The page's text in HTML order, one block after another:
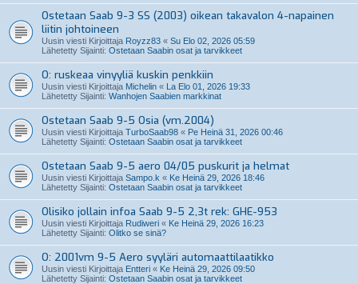
Ostetaan Saab 9-3 SS (2003) oikean takavalon 4-napainen
liitin johtoineen
Uusin viesti Kirjoittaja Royzz83 « Su Elo 02, 2026 05:59
Lähetetty Sijainti: Ostetaan Saabin osat ja tarvikkeet
O: ruskeaa vinyyliä kuskin penkkiin
Uusin viesti Kirjoittaja Michelin « La Elo 01, 2026 19:33
Lähetetty Sijainti: Wanhojen Saabien markkinat
Ostetaan Saab 9-5 Osia (vm.2004)
Uusin viesti Kirjoittaja TurboSaab98 « Pe Heinä 31, 2026 00:46
Lähetetty Sijainti: Ostetaan Saabin osat ja tarvikkeet
Ostetaan Saab 9-5 aero 04/05 puskurit ja helmat
Uusin viesti Kirjoittaja Sampo.k « Ke Heinä 29, 2026 18:46
Lähetetty Sijainti: Ostetaan Saabin osat ja tarvikkeet
Olisiko jollain infoa Saab 9-5 2,3t rek: GHE-953
Uusin viesti Kirjoittaja Rudiweri « Ke Heinä 29, 2026 16:23
Lähetetty Sijainti: Olitko se sinä?
O: 2001vm 9-5 Aero syyläri automaattilaatikko
Uusin viesti Kirjoittaja Entteri « Ke Heinä 29, 2026 09:50
Lähetetty Sijainti: Ostetaan Saabin osat ja tarvikkeet